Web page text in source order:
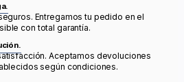
Entregamos tu pedido en el
con total garantía.
Aceptamos devoluciones
según condiciones.